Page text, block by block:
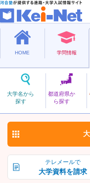
HOME 学問情報
大学名から
探す
都道府県か
ら探す
私立
きゅうしゅうるーて
九州ル
テレメールで
大学資料を請求